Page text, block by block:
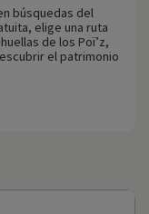
búsquedas del
elige una ruta
de los Poï’z,
el patrimonio